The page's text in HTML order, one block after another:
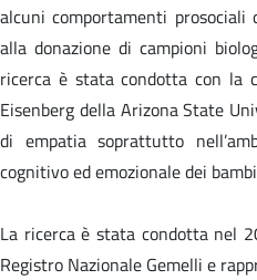
alcuni comportamenti prosociali
alla donazione di campioni
ricerca è stata condotta con la
Eisenberg della Arizona State
di empatia soprattutto
cognitivo ed emozionale dei
La ricerca è stata condotta nel
Registro Nazionale Gemelli e